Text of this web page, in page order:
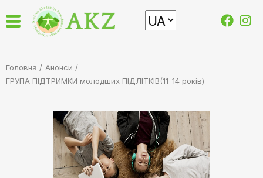
Головна / Анонси /
ГРУПА ПІДТРИМКИ молодших ПІДЛІТКІВ(11-14 років)